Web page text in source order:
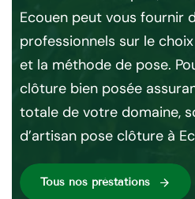
Ecouen peut vous fournir
professionnels sur le
et la méthode de pose.
clôture bien posée
totale de votre domaine,
d’artisan pose clôture à
Tous nos préstations